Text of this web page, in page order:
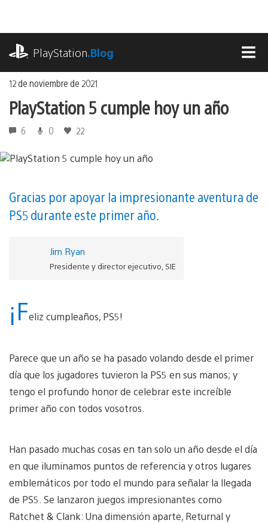
contenido
PlayStation.Blog
12 de noviembre de 2021
PlayStation 5 cumple hoy un año
6 0 22
Gracias por apoyar la impresionante aventura de
PS5 durante este primer año.
Jim Ryan
Presidente y director ejecutivo, SIE
¡Feliz cumpleaños, PS5!
Parece que un año se ha pasado volando desde el primer
día que los jugadores tuvieron la PS5 en sus manos; y
tengo el profundo honor de celebrar este increíble
primer año con todos vosotros.
Han pasado muchas cosas en tan solo un año desde el día
en que iluminamos puntos de referencia y otros lugares
emblemáticos por todo el mundo para señalar la llegada
de PS5. Se lanzaron juegos impresionantes como
Ratchet & Clank: Una dimensión aparte, Returnal y